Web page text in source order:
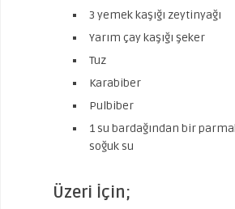
3 yemek kaşığı zeytinyağı
Yarım çay kaşığı şeker
Tuz
Karabiber
Pulbiber
1 su bardağından bir
soğuk su
Üzeri İçin;